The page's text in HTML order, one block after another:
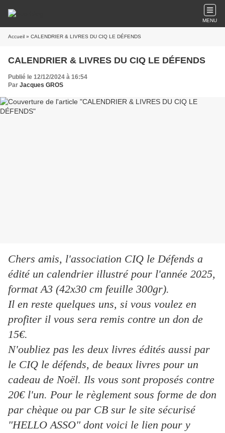
MENU
Accueil » CALENDRIER & LIVRES DU CIQ LE DÉFENDS
CALENDRIER & LIVRES DU CIQ LE DÉFENDS
Publié le 12/12/2024 à 16:54
Par Jacques GROS
Chers amis, l'association CIQ le Défends a
édité un calendrier illustré pour l'année 2025,
format A3 (42x30 cm feuille 300gr).
Il en reste quelques uns, si vous voulez en
profiter il vous sera remis contre un don de
15€.
N'oubliez pas les deux livres édités aussi par
le CIQ le défends, de beaux livres pour un
cadeau de Noël. Ils vous sont proposés contre
20€ l'un. Pour le règlement sous forme de don
par chèque ou par CB sur le site sécurisé
"HELLO ASSO" dont voici le lien pour y